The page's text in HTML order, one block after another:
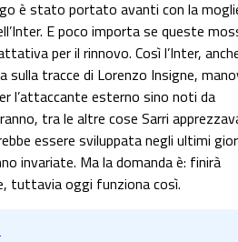
è stato portato avanti con la
E poco importa se queste
per il rinnovo. Così l’Inter,
tracce di Lorenzo Insigne,
l’attaccante esterno sino noti da
tra le altre cose Sarri
essere sviluppata negli ultimi
invariate. Ma la domanda è: finirà
tuttavia oggi funziona così.